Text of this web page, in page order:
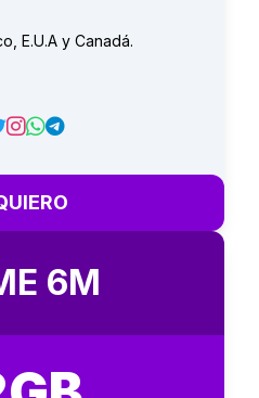
E.U.A y Canadá.
6M